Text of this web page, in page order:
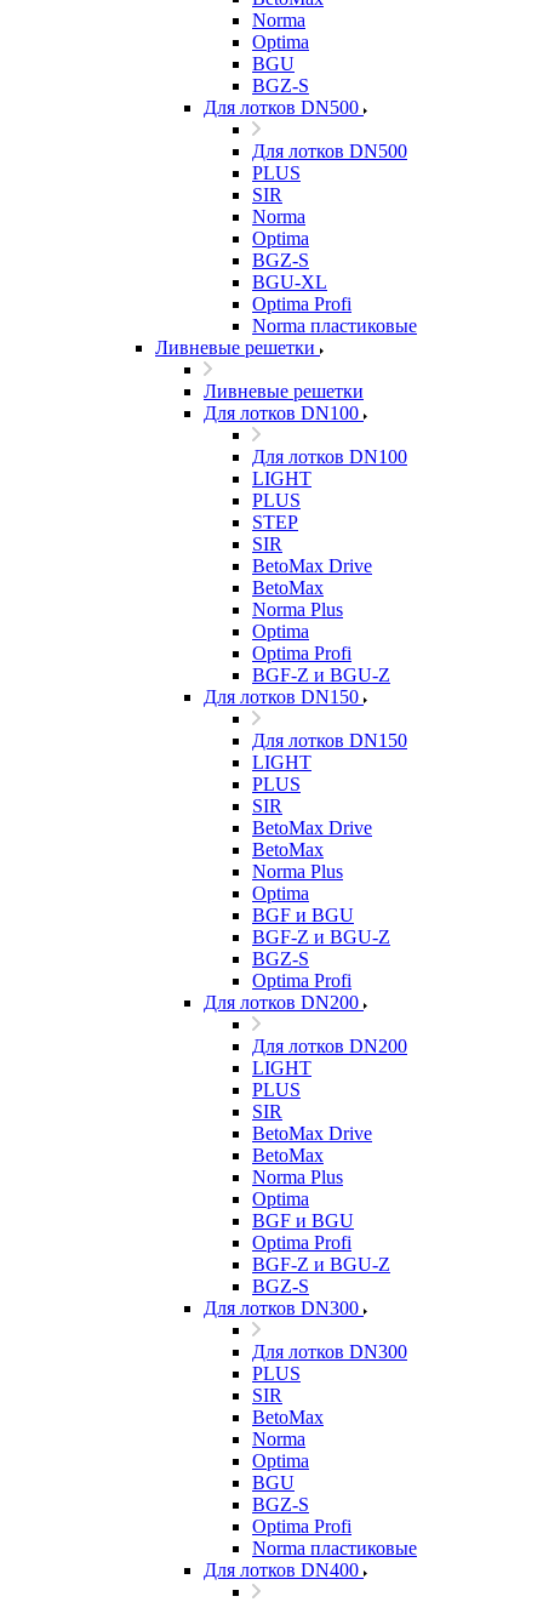
Norma
Optima
BGU
BGZ-S
Для лотков DN500
Для лотков DN500
PLUS
SIR
Norma
Optima
BGZ-S
BGU-XL
Optima Profi
Norma пластиковые
Ливневые решетки
Ливневые решетки
Для лотков DN100
Для лотков DN100
LIGHT
PLUS
STEP
SIR
BetoMax Drive
BetoMax
Norma Plus
Optima
Optima Profi
BGF-Z и BGU-Z
Для лотков DN150
Для лотков DN150
LIGHT
PLUS
SIR
BetoMax Drive
BetoMax
Norma Plus
Optima
BGF и BGU
BGF-Z и BGU-Z
BGZ-S
Optima Profi
Для лотков DN200
Для лотков DN200
LIGHT
PLUS
SIR
BetoMax Drive
BetoMax
Norma Plus
Optima
BGF и BGU
Optima Profi
BGF-Z и BGU-Z
BGZ-S
Для лотков DN300
Для лотков DN300
PLUS
SIR
BetoMax
Norma
Optima
BGU
BGZ-S
Optima Profi
Norma пластиковые
Для лотков DN400